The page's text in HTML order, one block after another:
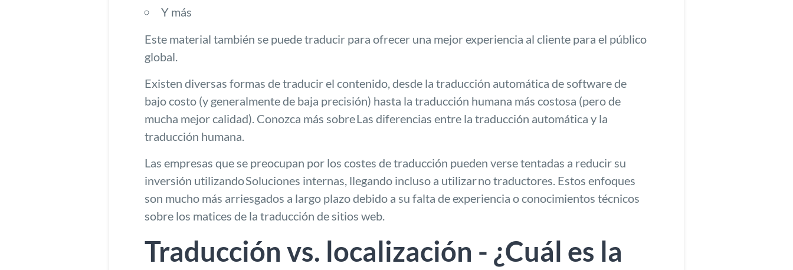
Y más
Este material también se puede traducir para ofrecer una mejor experiencia al cliente para el público
global.
Existen diversas formas de traducir el contenido, desde la traducción automática de software de
bajo costo (y generalmente de baja precisión) hasta la traducción humana más costosa (pero de
mucha mejor calidad). Conozca más sobreLas diferencias entre la traducción automática y la
traducción humana.
Las empresas que se preocupan por los costes de traducción pueden verse tentadas a reducir su
inversión utilizandoSoluciones internas, llegando incluso a utilizarno traductores. Estos enfoques
son mucho más arriesgados a largo plazo debido a su falta de experiencia o conocimientos técnicos
sobre los matices de la traducción de sitios web.
Traducción vs. localización - ¿Cuál es la